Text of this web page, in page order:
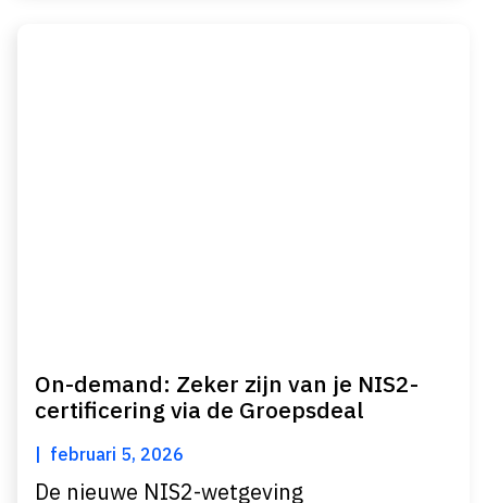
On-demand: Zeker zijn van je NIS2-
certificering via de Groepsdeal
februari 5, 2026
De nieuwe NIS2-wetgeving